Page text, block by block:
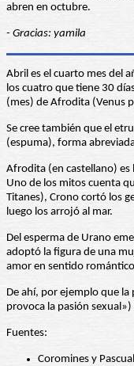
abren en octubre.
- Gracias: yamila
Abril es el cuarto mes del
los cuatro que tiene 30
(mes) de Afrodita (Venus
Se cree también que el
(espuma), forma
Afrodita (en castellano) es
Uno de los mitos cuenta
Titanes), Crono cortó los
luego los arrojó al mar.
Del esperma de Urano
adoptó la figura de una
amor en sentido
De ahí, por ejemplo que
provoca la pasión
Fuentes:
Coromines y